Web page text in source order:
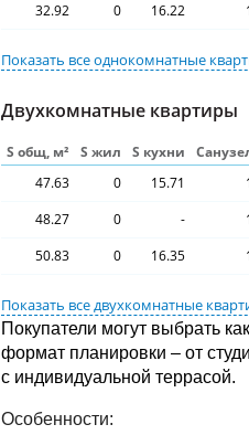
32.92
0 16.22
Показать всеоднокомнатные
Двухкомнатные квартиры
S общ, м² S жил S кухни
47.63
0 15.71
48.27
0 -
50.83
0 16.35
Показать вседвухкомнатные
Покупатели могут выбрать
формат планировки – от
с индивидуальной террасой.
Особенности: